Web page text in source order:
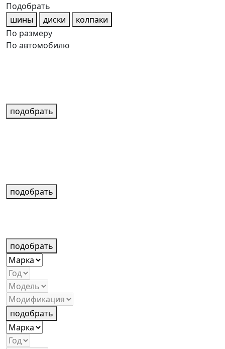
Подобрать
шины
диски
колпаки
По размеру
По автомобилю
подобрать
подобрать
подобрать
подобрать